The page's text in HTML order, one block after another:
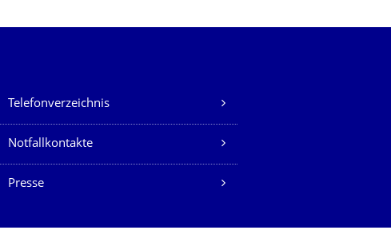
Telefonverzeichnis
Notfallkontakte
Presse